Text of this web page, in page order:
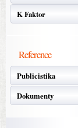
K Faktor
Reference
Publicistika
Dokumenty